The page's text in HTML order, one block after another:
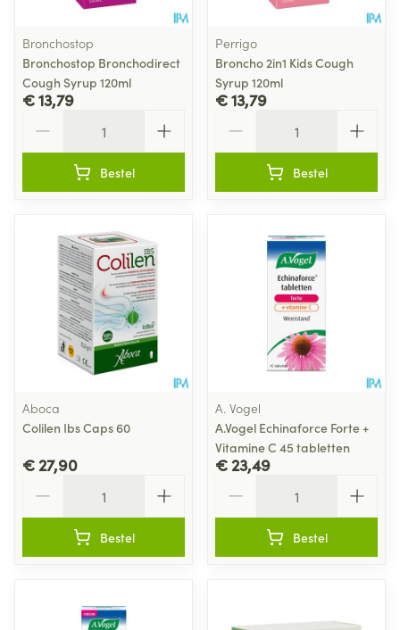
Bronchostop
Bronchostop Bronchodirect
Cough Syrup 120ml
€ 13,79
Bestel
Perrigo
Broncho 2in1 Kids Cough
Syrup 120ml
€ 13,79
Bestel
Aboca
Colilen Ibs Caps 60
€ 27,90
Bestel
A. Vogel
A.Vogel Echinaforce Forte +
Vitamine C 45 tabletten
€ 23,49
Bestel